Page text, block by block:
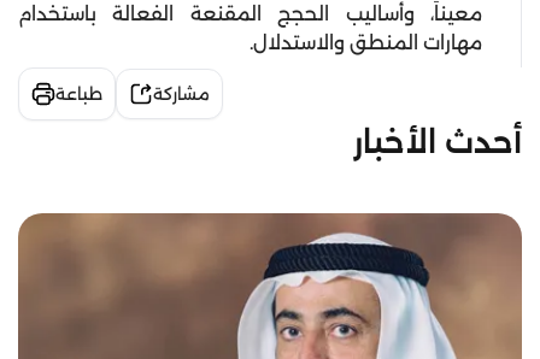
معيناً، وأساليب الحجج المقنعة الفعالة باستخدام
مهارات المنطق والاستدلال.
مشاركة طباعة
أحدث الأخبار